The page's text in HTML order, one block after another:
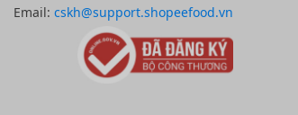
Email: cskh@support.shopeefood.vn